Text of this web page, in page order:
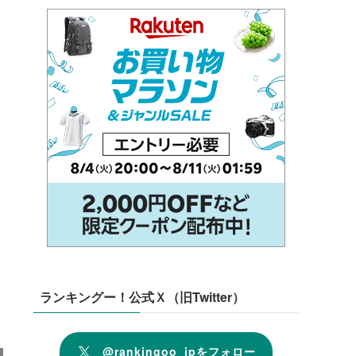
ランキングー！公式Ｘ（旧Twitter）
@rankingoo_jpをフォロー